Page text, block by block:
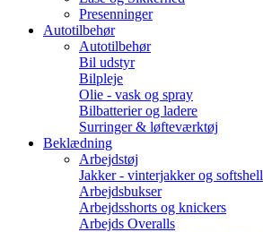
Presenninger
Autotilbehør
Autotilbehør
Bil udstyr
Bilpleje
Olie - vask og spray
Bilbatterier og ladere
Surringer & løfteværktøj
Beklædning
Arbejdstøj
Jakker - vinterjakker og softshell
Arbejdsbukser
Arbejdsshorts og knickers
Arbejds Overalls